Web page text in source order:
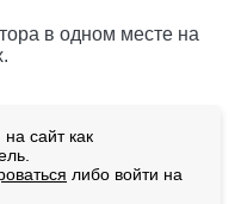
в одном месте на
сайт как
либо войти на